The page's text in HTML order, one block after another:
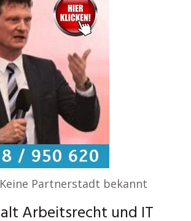
Partnerstadt bekannt
Arbeitsrecht und IT